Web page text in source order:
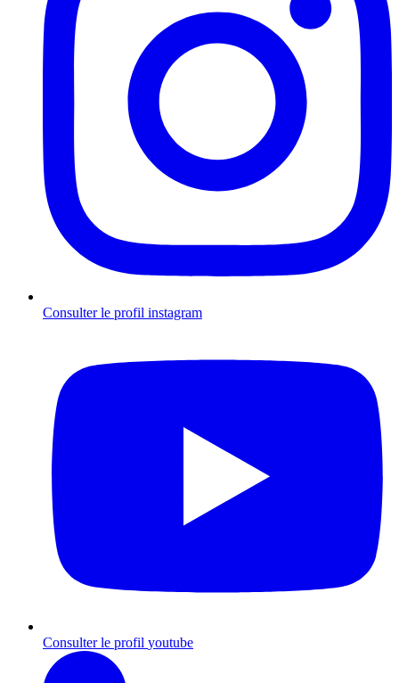
Consulter le profil instagram
Consulter le profil youtube